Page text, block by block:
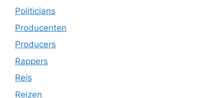
Politicians
Producenten
Producers
Rappers
Reis
Reizen